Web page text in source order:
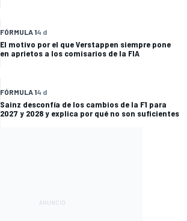
FÓRMULA 14 d
El motivo por el que Verstappen siempre pone
en aprietos a los comisarios de la FIA
FÓRMULA 14 d
Sainz desconfía de los cambios de la F1 para
2027 y 2028 y explica por qué no son suficientes